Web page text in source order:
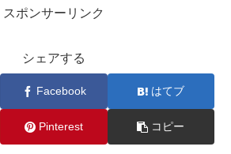
スポンサーリンク
シェアする
Facebook はてブ
Pinterest コピー